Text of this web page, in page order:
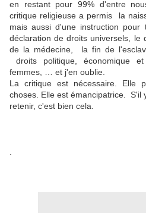
en restant pour 99% d'entre
critique religieuse a permis la
mais aussi d'une instruction
déclaration de droits universels, le
de la médecine, la fin de
droits politique, économique
femmes, … et j'en oublie.
La critique est nécessaire. Elle
choses. Elle est émancipatrice. S'il
retenir, c'est bien cela.